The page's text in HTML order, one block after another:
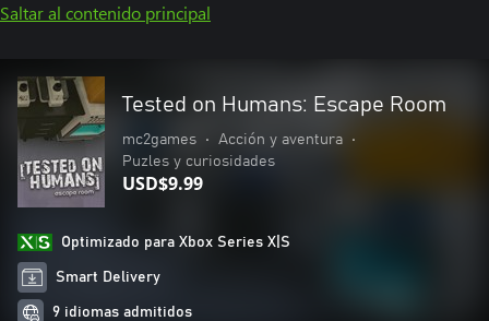
Saltar al contenido principal
Tested on Humans: Escape Room
mc2games • Acción y aventura
•
Puzles y curiosidades
USD$9.99
Optimizado para Xbox Series X|S
Smart Delivery
9 idiomas admitidos